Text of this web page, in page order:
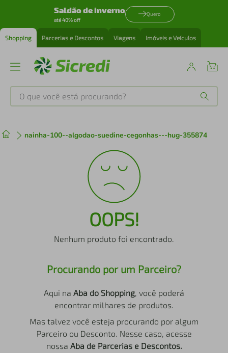
Saldão de inverno
até 40% off
Quero
Shopping Parcerias e Descontos Viagens Imóveis e Veículos
O que você está procurando?
nainha-100--algodao-suedine-cegonhas---hug-355874
OOPS!
Nenhum produto foi encontrado.
Procurando por um Parceiro?
Aqui na Aba do Shopping, você poderá
encontrar milhares de produtos.
Mas talvez você esteja procurando por algum
Parceiro ou Desconto. Nesse caso, acesse
nossa Aba de Parcerias e Descontos.